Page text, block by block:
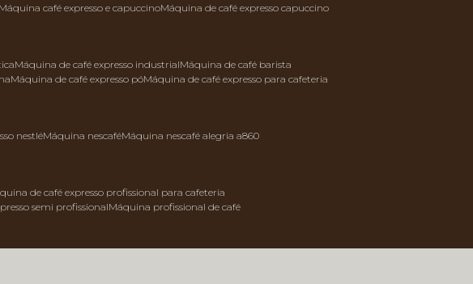
máquina café expresso e capuccino
máquina de café expresso capuccino
máquina de café expresso industrial
máquina de café barista
máquina de café expresso pó
máquina de café expresso para cafeteria
nestlé máquina nescafé
máquina nescafé alegria a860
de café expresso profissional para cafeteria
semi profissional
máquina profissional de café